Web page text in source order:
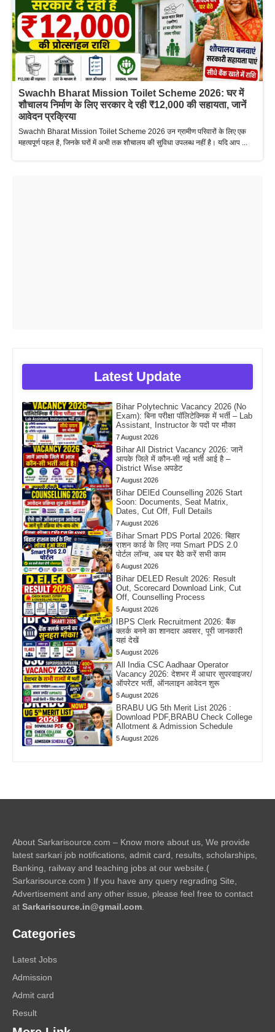
Swachh Bharat Mission Toilet Scheme 2026: घर में
शौचालय निर्माण के लिए सरकार दे रही ₹12,000 की सहायता, जानें
आवेदन प्रक्रिया
Swachh Bharat Mission Toilet Scheme 2026 उन ग्रामीण परिवारों के लिए एक
महत्वपूर्ण पहल है, जिनके घरों में अभी तक शौचालय की सुविधा उपलब्ध नहीं है। यदि आप ...
Latest Update
Bihar Polytechnic Vacancy 2026 (No
Exam): बिना परीक्षा पॉलिटेक्निक में भर्ती – Lab
Assistant, Instructor के पदों पर मौका
7 August 2026
Bihar All District Vacancy 2026: जानें
आपके जिले में कौन-सी नई भर्ती आई है –
District Wise अपडेट
7 August 2026
Bihar DElEd Counselling 2026 Start
Soon: Documents, Seat Matrix,
Dates, Cut Off, Full Details
7 August 2026
Bihar Smart PDS Portal 2026: बिहार
राशन कार्ड के लिए नया Smart PDS 2.0
पोर्टल लॉन्च, अब घर बैठे करें सभी काम
6 August 2026
Bihar DELED Result 2026: Result
Out, Scorecard Download Link, Cut
Off, Counselling Process
5 August 2026
IBPS Clerk Recruitment 2026: बैंक
क्लर्क बनने का शानदार अवसर, पूरी जानकारी
यहां देखें
5 August 2026
All India CSC Aadhaar Operator
Vacancy 2026: देशभर में आधार सुपरवाइजर/
ऑपरेटर भर्ती, ऑनलाइन आवेदन शुरू
5 August 2026
BRABU UG 5th Merit List 2026 :
Download PDF,BRABU Check College
Allotment & Admission Schedule
5 August 2026
About Sarkarisource.com – Know more about us, We provide
latest sarkari job notifications, admit card, results, scholarships,
Banking, railway and teaching jobs at our website.(
Sarkarisource.com ) If you have any query regrading Site,
Advertisement and any other issue, please feel free to contact
at Sarkarisource.in@gmail.com
Categories
Latest Jobs
Admission
Admit card
Result